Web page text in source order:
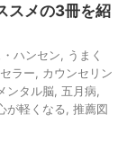
メの3冊を紹
ハンセン
うまく
ラー
カウンセリン
メンタル脳 五月病
が軽くなる 推薦図